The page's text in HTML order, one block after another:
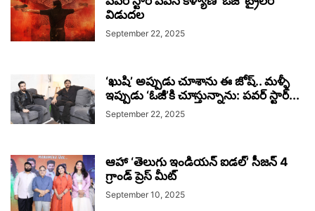
విడుదల
September 22, 2025
‘ఖుషి’ అప్పుడు చూశాను ఈ జోష్.. మళ్ళీ
ఇప్పుడు ‘ఓజీ’కి చూస్తున్నాను: పవర్ స్టార్...
September 22, 2025
ఆహా ‘తెలుగు ఇండియన్ ఐడల్’ సీజన్ 4
గ్రాండ్ ప్రెస్ మీట్
September 10, 2025